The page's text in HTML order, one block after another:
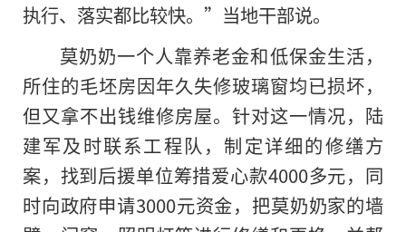
执行、落实都比较快。”当地干部说。
莫奶奶一个人靠养老金和低保金生活，
所住的毛坯房因年久失修玻璃窗均已损坏，
但又拿不出钱维修房屋。针对这一情况，陆
建军及时联系工程队，制定详细的修缮方
案，找到后援单位筹措爱心款4000多元，同
时向政府申请3000元资金，把莫奶奶家的墙